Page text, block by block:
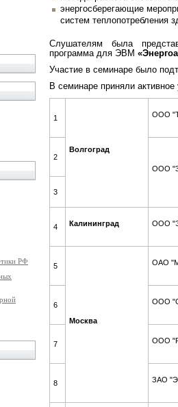
РФ
энергосберегающие
систем теплопотребления
Слушателям была
программа для ЭВМ
Участие в семинаре было
В семинаре приняли активное
1
Волгоград
ООО
2
ООО
3
4 Калининград ООО
5
Москва
ОАО
6 ООО
7 ООО
8 ЗАО